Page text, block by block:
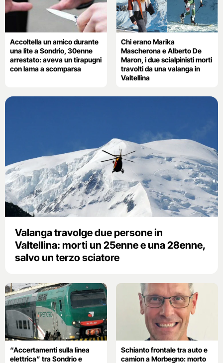
Accoltella un amico durante
una lite a Sondrio, 30enne
arrestato: aveva un tirapugni
con lama a scomparsa
Chi erano Marika
Mascherona e Alberto De
Maron, i due scialpinisti morti
travolti da una valanga in
Valtellina
Valanga travolge due persone in
Valtellina: morti un 25enne e una 28enne,
salvo un terzo sciatore
“Accertamenti sulla linea
elettrica” tra Sondrio e
Schianto frontale tra auto e
camion a Morbegno: morto